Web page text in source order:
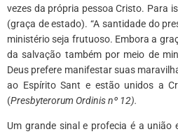
vezes da própria pessoa Cristo. Para
(graça de estado). “A santidade do
ministério seja frutuoso. Embora a
da salvação também por meio de
Deus prefere manifestar suas
ao Espírito Sant e estão unidos a
(Presbyterorum Ordinis nº 12).
Um grande sinal e profecia é a união